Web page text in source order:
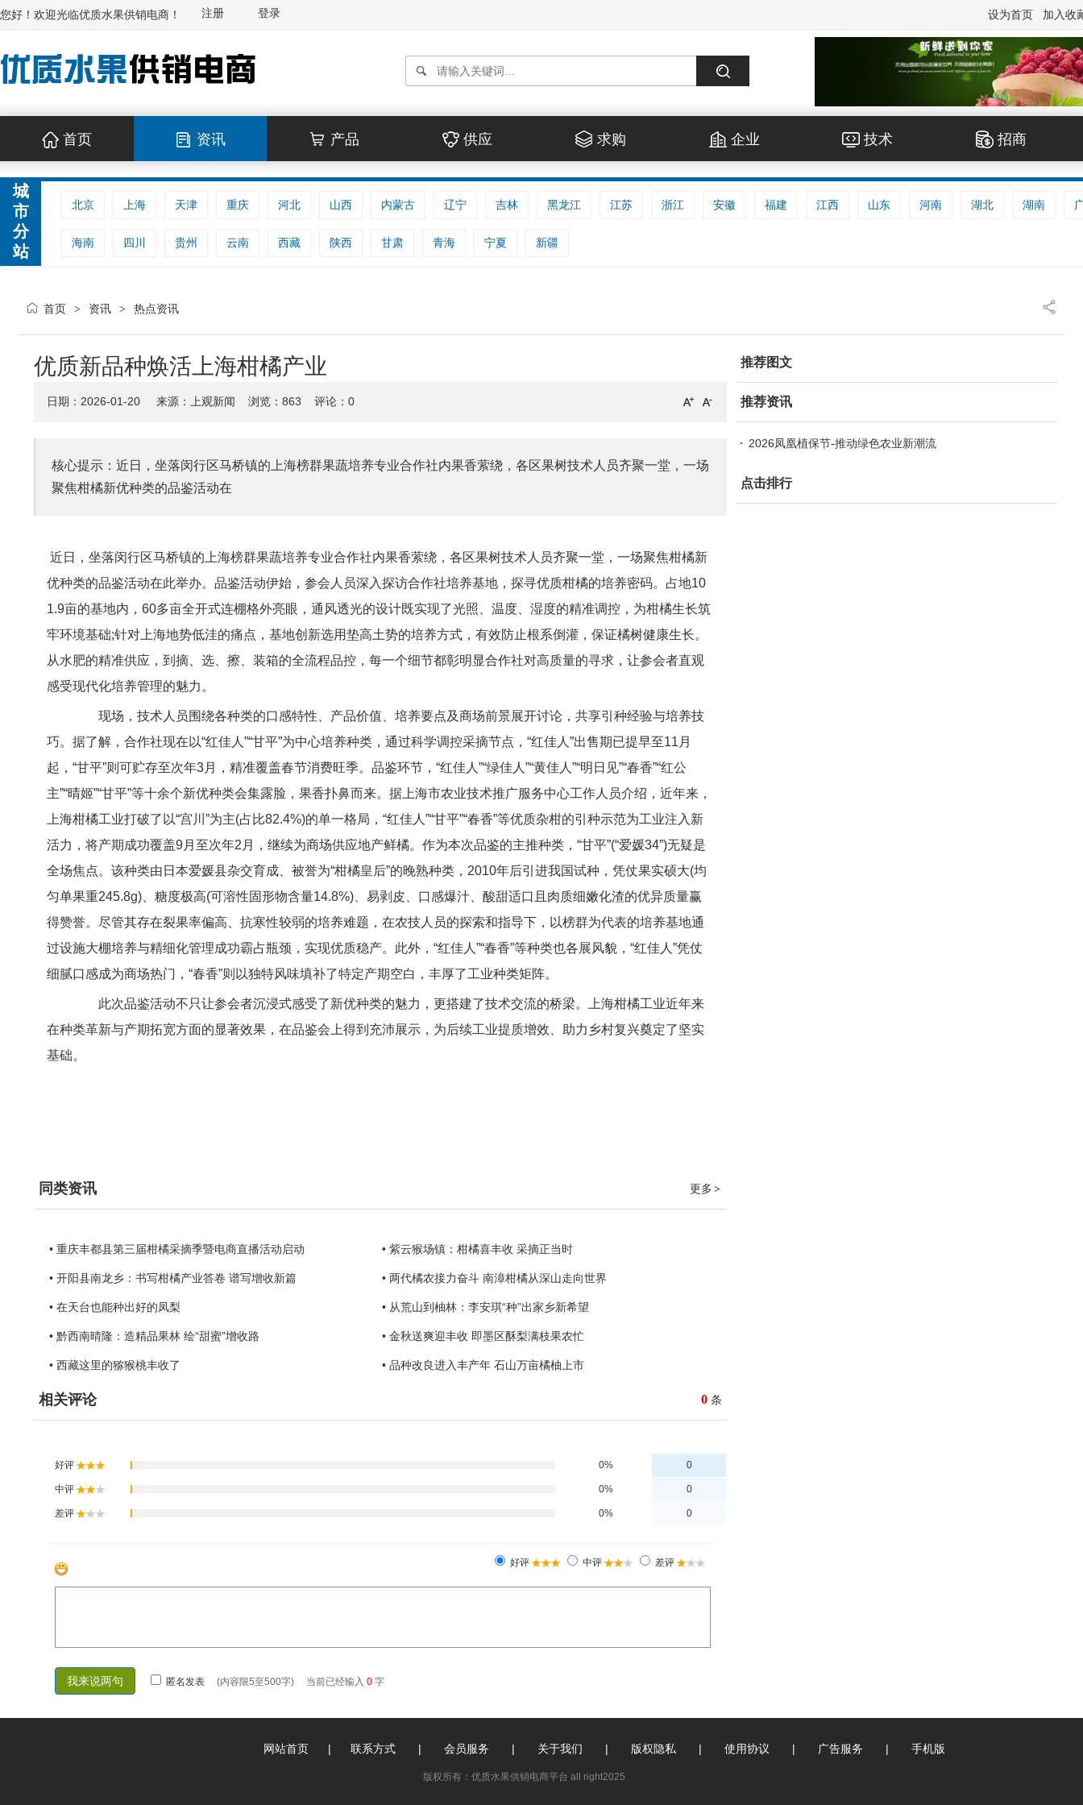
您好！欢迎光临优质水果供销电商！ 注册 登录 加入收
设为首页
首页 资讯 产品 供应 求购 企业 技术 招商
城
市
分
站
北京 上海 天津 重庆 河北 山西 内蒙古 辽宁 吉林 黑龙江 江苏 浙江 安徽 福建 江西 山东 河南 湖北 湖南
海南 四川 贵州 云南 西藏 陕西 甘肃 青海 宁夏 新疆
首页 > 资讯 > 热点资讯
优质新品种焕活上海柑橘产业
日期：2026-01-20 来源： 上观新闻 浏览： 863 评论：0
核心提示：近日，坐落闵行区马桥镇的上海榜群果蔬培养专业合作社内果香萦绕，各区果树技术人员齐聚一堂，一场
聚焦柑橘新优种类的品鉴活动在
近日，坐落闵行区马桥镇的上海榜群果蔬培养专业合作社内果香萦绕，各区果树技术人员齐聚一堂，一场聚焦柑橘新
优种类的品鉴活动在此举办。品鉴活动伊始，参会人员深入探访合作社培养基地，探寻优质柑橘的培养密码。占地10
1.9亩的基地内，60多亩全开式连棚格外亮眼，通风透光的设计既实现了光照、温度、湿度的精准调控，为柑橘生长筑
牢环境基础;针对上海地势低洼的痛点，基地创新选用垫高土势的培养方式，有效防止根系倒灌，保证橘树健康生长。
从水肥的精准供应，到摘、选、擦、装箱的全流程品控，每一个细节都彰明显合作社对高质量的寻求，让参会者直观
感受现代化培养管理的魅力。
现场，技术人员围绕各种类的口感特性、产品价值、培养要点及商场前景展开讨论，共享引种经验与培养技
巧。据了解，合作社现在以“红佳人”“甘平”为中心培养种类，通过科学调控采摘节点，“红佳人”出售期已提早至11月
起，“甘平”则可贮存至次年3月，精准覆盖春节消费旺季。品鉴环节，“红佳人”“绿佳人”“黄佳人”“明日见”“春香”“红公
主”“晴姬”“甘平”等十余个新优种类会集露脸，果香扑鼻而来。据上海市农业技术推广服务中心工作人员介绍，近年来，
上海柑橘工业打破了以“宫川”为主(占比82.4%)的单一格局，“红佳人”“甘平”“春香”等优质杂柑的引种示范为工业注入新
活力，将产期成功覆盖9月至次年2月，继续为商场供应地产鲜橘。作为本次品鉴的主推种类，“甘平”(“爱媛34”)无疑是
全场焦点。该种类由日本爱媛县杂交育成、被誉为“柑橘皇后”的晚熟种类，2010年后引进我国试种，凭仗果实硕大(均
匀单果重245.8g)、糖度极高(可溶性固形物含量14.8%)、易剥皮、口感爆汁、酸甜适口且肉质细嫩化渣的优异质量赢
得赞誉。尽管其存在裂果率偏高、抗寒性较弱的培养难题，在农技人员的探索和指导下，以榜群为代表的培养基地通
过设施大棚培养与精细化管理成功霸占瓶颈，实现优质稳产。此外，“红佳人”“春香”等种类也各展风貌，“红佳人”凭仗
细腻口感成为商场热门，“春香”则以独特风味填补了特定产期空白，丰厚了工业种类矩阵。
此次品鉴活动不只让参会者沉浸式感受了新优种类的魅力，更搭建了技术交流的桥梁。上海柑橘工业近年来
在种类革新与产期拓宽方面的显著效果，在品鉴会上得到充沛展示，为后续工业提质增效、助力乡村复兴奠定了坚实
基础。
更多 >
同类资讯
• 重庆丰都县第三届柑橘采摘季暨电商直播活动启动 • 紫云猴场镇：柑橘喜丰收 采摘正当时
• 开阳县南龙乡：书写柑橘产业答卷 谱写增收新篇 • 两代橘农接力奋斗 南漳柑橘从深山走向世界
• 在天台也能种出好的凤梨 • 从荒山到柚林：李安琪“种”出家乡新希望
• 黔西南晴隆：造精品果林 绘“甜蜜”增收路 • 金秋送爽迎丰收 即墨区酥梨满枝果农忙
• 西藏这里的猕猴桃丰收了 • 品种改良进入丰产年 石山万亩橘柚上市
0 条
相关评论
推荐图文
推荐资讯
2026凤凰植保节-推动绿色农业新潮流
点击排行
网站首页 | 联系方式 | 会员服务 | 关于我们 | 版权隐私 | 使用协议 | 广告服务 | 手机版
版权所有：优质水果供销电商平台 all right2025